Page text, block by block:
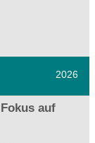
2026
auf